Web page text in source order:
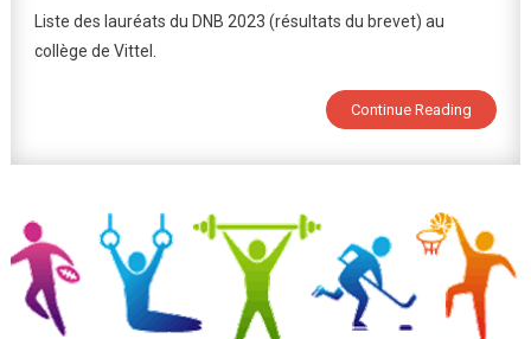
Brevet
Collège
Liste des lauréats du DNB 2023 (résultats du brevet) au
collège de Vittel.
Continue Reading